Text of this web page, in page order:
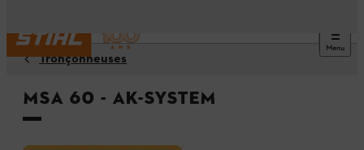
Menu
Tronçonneuses
MSA 60 - AK-System